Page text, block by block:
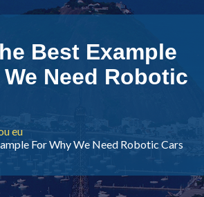
Best Example
Need Robotic
eu
For Why We Need Robotic Cars